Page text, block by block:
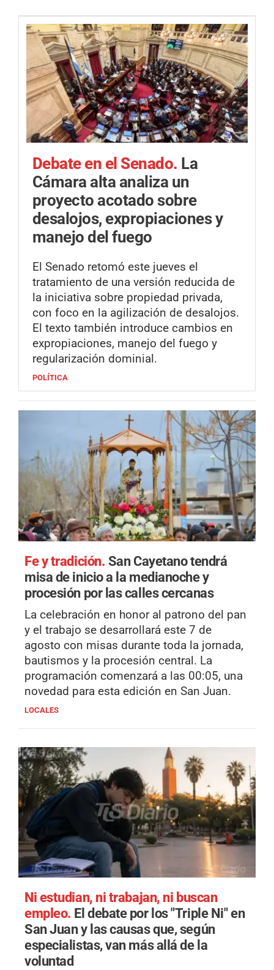
Debate en el Senado. La
Cámara alta analiza un
proyecto acotado sobre
desalojos, expropiaciones y
manejo del fuego
El Senado retomó este jueves el
tratamiento de una versión reducida de
la iniciativa sobre propiedad privada,
con foco en la agilización de desalojos.
El texto también introduce cambios en
expropiaciones, manejo del fuego y
regularización dominial.
POLÍTICA
Fe y tradición. San Cayetano tendrá
misa de inicio a la medianoche y
procesión por las calles cercanas
La celebración en honor al patrono del pan
y el trabajo se desarrollará este 7 de
agosto con misas durante toda la jornada,
bautismos y la procesión central. La
programación comenzará a las 00:05, una
novedad para esta edición en San Juan.
LOCALES
Ni estudian, ni trabajan, ni buscan
empleo. El debate por los "Triple Ni" en
San Juan y las causas que, según
especialistas, van más allá de la
voluntad